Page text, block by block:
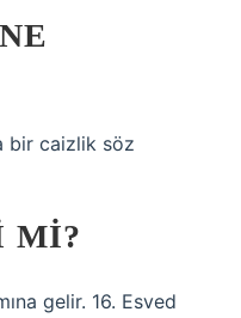
bir caizlik söz
MI?
gelir. 16. Esved